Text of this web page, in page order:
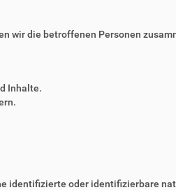
wir die betroffenen Personen
Inhalte.
identifizierte oder identifizierbare